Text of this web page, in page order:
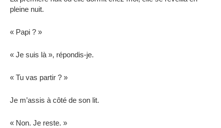
pleine nuit.
« Papi ? »
« Je suis là », répondis-je.
« Tu vas partir ? »
Je m’assis à côté de son lit.
« Non. Je reste. »